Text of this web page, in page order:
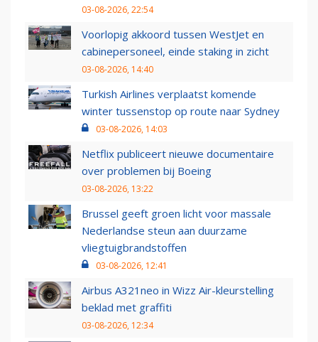
03-08-2026, 22:54
Voorlopig akkoord tussen WestJet en
cabinepersoneel, einde staking in zicht
03-08-2026, 14:40
Turkish Airlines verplaatst komende
winter tussenstop op route naar Sydney
03-08-2026, 14:03
Netflix publiceert nieuwe documentaire
over problemen bij Boeing
03-08-2026, 13:22
Brussel geeft groen licht voor massale
Nederlandse steun aan duurzame
vliegtuigbrandstoffen
03-08-2026, 12:41
Airbus A321neo in Wizz Air-kleurstelling
beklad met graffiti
03-08-2026, 12:34